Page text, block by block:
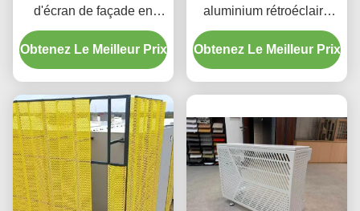
d'écran de façade en
aluminium perforé à
dégradé personnalisé
Obtenez Le Meilleur Prix
aluminium rétroéclairé
perforé personnalisé avec
boîtier LED intégré et
motifs de découpe laser
Obtenez Le Meilleur Prix